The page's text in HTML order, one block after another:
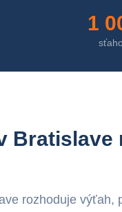
1
Bratislave
rozhoduje výťah,